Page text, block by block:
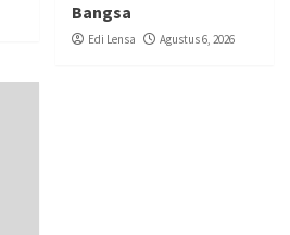
Bangsa
Edi Lensa Agustus 6, 2026